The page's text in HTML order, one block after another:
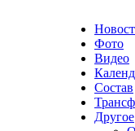
Фото
Видео
Состав
Другое